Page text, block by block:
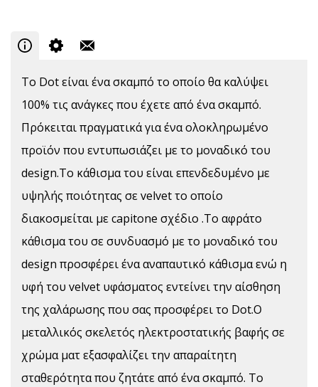
Το Dot είναι ένα σκαμπό το οποίο θα καλύψει
100% τις ανάγκες που έχετε από ένα σκαμπό.
Πρόκειται πραγματικά για ένα ολοκληρωμένο
προϊόν που εντυπωσιάζει με το μοναδικό του
design.Tο κάθισμα του είναι επενδεδυμένο με
υψηλής ποιότητας σε velvet το οποίο
διακοσμείται με capitone σχέδιο .Το αφράτο
κάθισμα του σε συνδυασμό με το μοναδικό του
design προσφέρει ένα αναπαυτικό κάθισμα ενώ η
υφή του velvet υφάσματος εντείνει την αίσθηση
της χαλάρωσης που σας προσφέρει το Dot.Ο
μεταλλικός σκελετός ηλεκτροστατικής βαφής σε
χρώμα ματ εξασφαλίζει την απαραίτητη
σταθερότητα που ζητάτε από ένα σκαμπό. Το